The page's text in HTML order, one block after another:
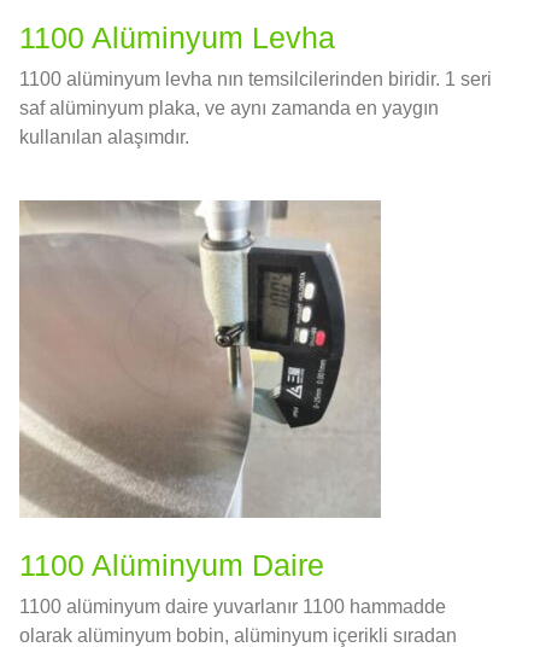
1100 Alüminyum Levha
1100 alüminyum levha nın temsilcilerinden biridir. 1 seri
saf alüminyum plaka, ve aynı zamanda en yaygın
kullanılan alaşımdır.
1100 Alüminyum Daire
1100 alüminyum daire yuvarlanır 1100 hammadde
olarak alüminyum bobin, alüminyum içerikli sıradan